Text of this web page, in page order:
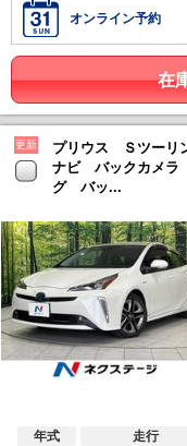
オンライン予約
在
更新
プリウス Ｓツーリ
ナビ バックカメ
グ バッ...
年式
走行